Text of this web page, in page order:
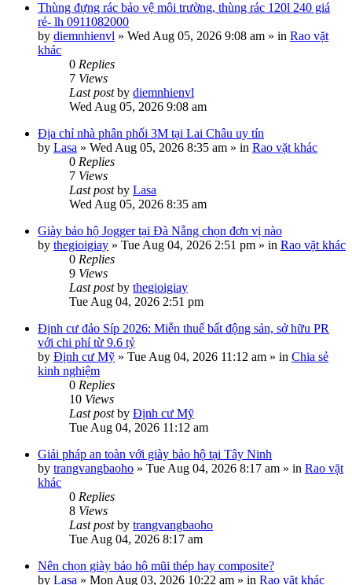
Thùng đựng rác bảo vệ môi trường, thùng rác 120l 240 giá
rẻ- lh 0911082000
by diemnhienvl » Wed Aug 05, 2026 9:08 am » in Rao vặt
khác
0 Replies
7 Views
Last postby diemnhienvl
Wed Aug 05, 2026 9:08 am
Địa chỉ nhà phân phối 3M tại Lai Châu uy tín
by Lasa » Wed Aug 05, 2026 8:35 am » in Rao vặt khác
0 Replies
7 Views
Last postby Lasa
Wed Aug 05, 2026 8:35 am
Giày bảo hộ Jogger tại Đà Nẵng chọn đơn vị nào
by thegioigiay » Tue Aug 04, 2026 2:51 pm » in Rao vặt khác
0 Replies
9 Views
Last postby thegioigiay
Tue Aug 04, 2026 2:51 pm
Định cư đảo Síp 2026: Miễn thuế bất động sản, sở hữu PR
với chi phí từ 9.6 tỷ
by Định cư Mỹ » Tue Aug 04, 2026 11:12 am » in Chia sẻ
kinh nghiệm
0 Replies
10 Views
Last postby Định cư Mỹ
Tue Aug 04, 2026 11:12 am
Giải pháp an toàn với giày bảo hộ tại Tây Ninh
by trangvangbaoho » Tue Aug 04, 2026 8:17 am » in Rao vặt
khác
0 Replies
8 Views
Last postby trangvangbaoho
Tue Aug 04, 2026 8:17 am
Nên chọn giày bảo hộ mũi thép hay composite?
by Lasa » Mon Aug 03, 2026 10:22 am » in Rao vặt khác